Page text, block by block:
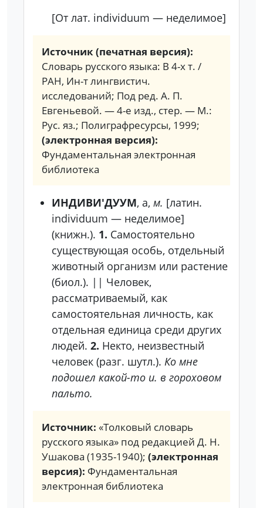
[От лат. individuum — неделимое]
Источник (печатная версия):
Словарь русского языка: В 4-х т. /
РАН, Ин-т лингвистич.
исследований; Под ред. А. П.
Евгеньевой. — 4-е изд., стер. — М.:
Рус. яз.; Полиграфресурсы, 1999;
(электронная версия):
Фундаментальная электронная
библиотека
ИНДИВИ'ДУУМ, а, м. [латин.
individuum — неделимое]
(книжн.). 1. Самостоятельно
существующая особь, отдельный
животный организм или растение
(биол.). || Человек,
рассматриваемый, как
самостоятельная личность, как
отдельная единица среди других
людей. 2. Некто, неизвестный
человек (разг. шутл.). Ко мне
подошел какой-то и. в гороховом
пальто.
Источник: «Толковый словарь
русского языка» под редакцией Д. Н.
Ушакова (1935-1940); (электронная
версия): Фундаментальная
электронная библиотека